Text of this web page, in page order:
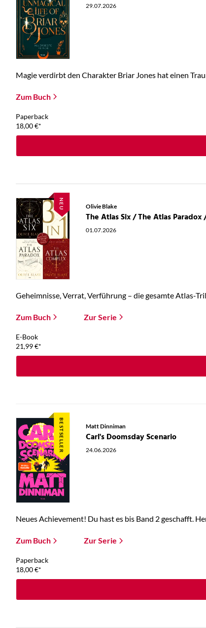
29.07.2026
Magie verdirbt den Charakter Briar Jones hat einen
Zum Buch
Paperback
18,00€*
NEU Olivie Blake
01.07.2026
Geheimnisse, Verrat, Verführung – die gesamte Atlas-
Zum Buch Zur Serie
E-Book
21,99€*
BESTSELLER Matt Dinniman
Carl's Doomsday Scenario
24.06.2026
Neues Achievement! Du hast es bis Band 2 geschafft.
Zum Buch Zur Serie
Paperback
18,00€*